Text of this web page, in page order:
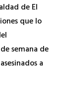
de El
que lo
semana de
a